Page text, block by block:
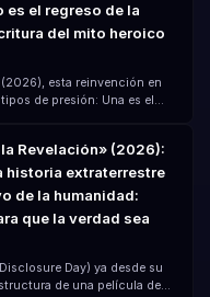
Lou Llobell y Melissa
de terror muy
modesto (unos 15
es el regreso de la
del mito heroico
esta reinvención en
presión: Una es el
transformar una "propiedad
of
nueva, sino un
sino una reconstrucción
la Revelación» (2026):
historia extraterrestre
de la humanidad:
que la verdad sea
Day) ya desde su
de una película de